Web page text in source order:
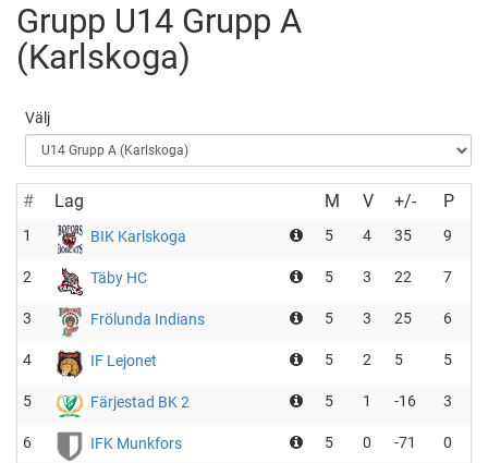
Grupp U14 Grupp A
(Karlskoga)
Välj
# Lag M V +/- P
1 BIK Karlskoga 5 4 35 9
2 Täby HC 5 3 22 7
3 Frölunda Indians 5 3 25 6
4 IF Lejonet 5 2 5 5
5 Färjestad BK 2 5 1 -16 3
6 IFK Munkfors 5 0 -71 0